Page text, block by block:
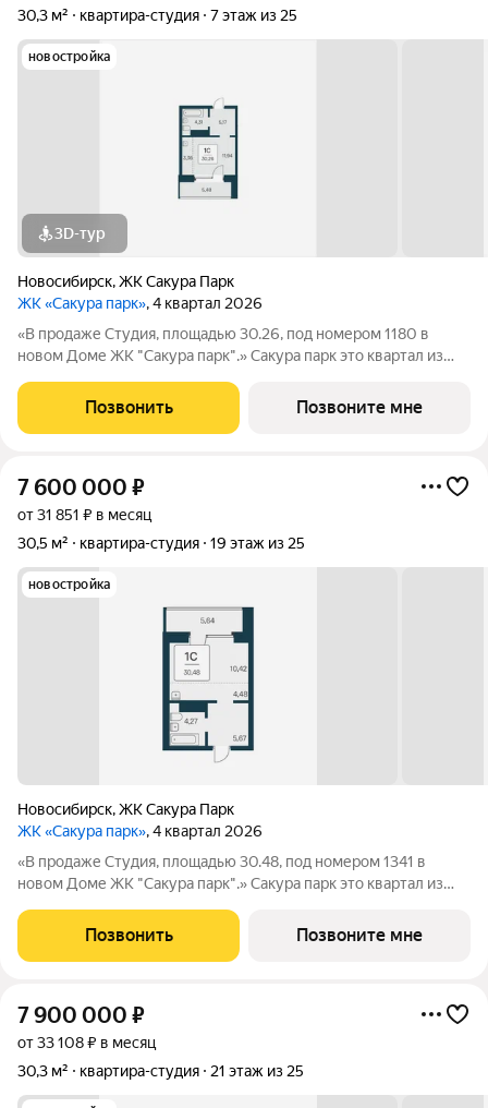
30,3 м²
квартира-студия 7 этаж из 25
новостройка
3D-тур
Новосибирск,ЖК Сакура Парк
ЖК «Сакура парк», 4 квартал 2026
«В продаже Студия, площадью 30.26, под номером 1180 в
новом Доме ЖК "Сакура парк".» Сакура парк это квартал из
новом центре, в шаговой доступности от станции метро
«Октябрьская». Камерное
Позвонить Позвоните мне
7 600 000 ₽
от 31 851 ₽ в месяц
30,5 м²
квартира-студия 19 этаж из 25
новостройка
Новосибирск,ЖК Сакура Парк
ЖК «Сакура парк», 4 квартал 2026
«В продаже Студия, площадью 30.48, под номером 1341 в
новом Доме ЖК "Сакура парк".» Сакура парк это квартал из
новом центре, в шаговой доступности от станции метро
«Октябрьская». Камерное
Позвонить Позвоните мне
7 900 000 ₽
от 33 108 ₽ в месяц
30,3 м²
квартира-студия 21 этаж из 25